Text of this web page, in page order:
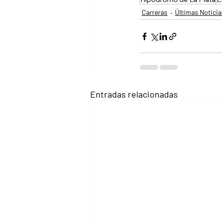
Carreras Últimas
Entradas relacionadas